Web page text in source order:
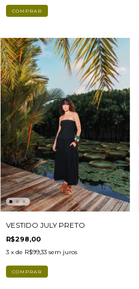
COMPRAR
VESTIDO JULY PRETO
R$298,00
3 x de R$99,33 sem juros
COMPRAR